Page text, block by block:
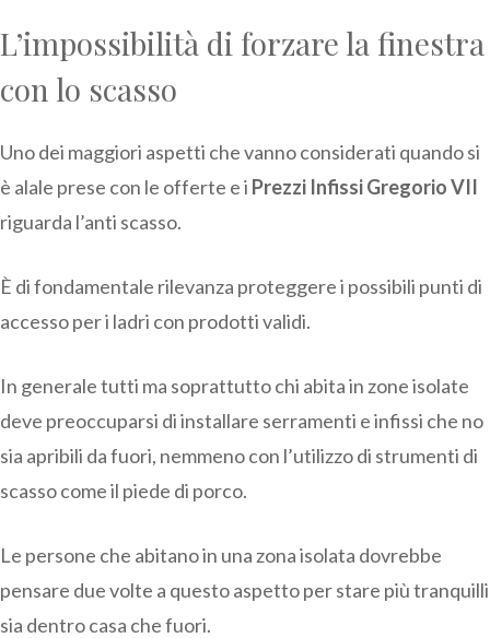
L’impossibilità di forzare la finestra
con lo scasso
Uno dei maggiori aspetti che vanno considerati quando si
è alale prese con le offerte e i Prezzi Infissi Gregorio VII
riguarda l’anti scasso.
È di fondamentale rilevanza proteggere i possibili punti di
accesso per i ladri con prodotti validi.
In generale tutti ma soprattutto chi abita in zone isolate
deve preoccuparsi di installare serramenti e infissi che no
sia apribili da fuori, nemmeno con l’utilizzo di strumenti di
scasso come il piede di porco.
Le persone che abitano in una zona isolata dovrebbe
pensare due volte a questo aspetto per stare più tranquilli
sia dentro casa che fuori.